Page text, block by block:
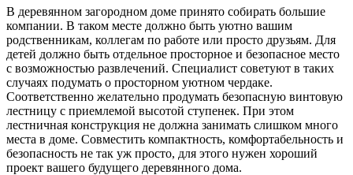
В деревянном загородном доме принято собирать большие
компании. В таком месте должно быть уютно вашим
родственникам, коллегам по работе или просто друзьям. Для
детей должно быть отдельное просторное и безопасное место
с возможностью развлечений. Специалист советуют в таких
случаях подумать о просторном уютном чердаке.
Соответственно желательно продумать безопасную винтовую
лестницу с приемлемой высотой ступенек. При этом
лестничная конструкция не должна занимать слишком много
места в доме. Совместить компактность, комфортабельность и
безопасность не так уж просто, для этого нужен хороший
проект вашего будущего деревянного дома.